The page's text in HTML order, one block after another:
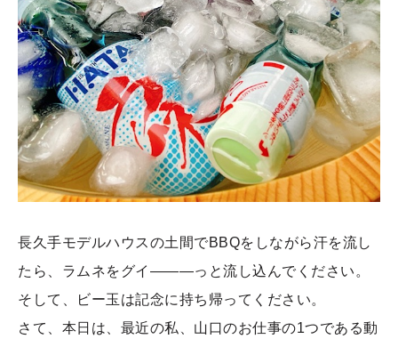
長久手モデルハウスの土間でBBQをしながら汗を流し
たら、ラムネをグイ―――っと流し込んでください。
そして、ビー玉は記念に持ち帰ってください。
さて、本日は、最近の私、山口のお仕事の1つである動